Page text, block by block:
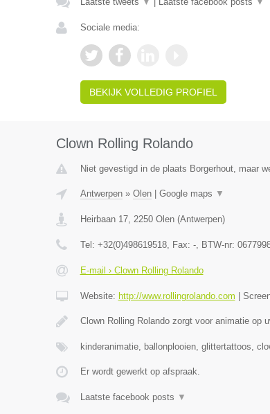
Sociale media:
BEKIJK VOLLEDIG PROFIEL
Clown Rolling Rolando
Niet gevestigd in de plaats Borgerhout, maar
Antwerpen» Olen| Google maps ▼
Heirbaan 17, 2250 Olen(Antwerpen)
Tel: +32(0)498619518, Fax: -, BTW-nr:
E-mail › Clown Rolling Rolando
Website: http://www.rollingrolando.com
Clown Rolling Rolando zorgt voor animatie op
kinderanimatie, ballonplooien, glittertattoos,
Er wordt gewerkt op afspraak.
Laatste facebook posts ▼